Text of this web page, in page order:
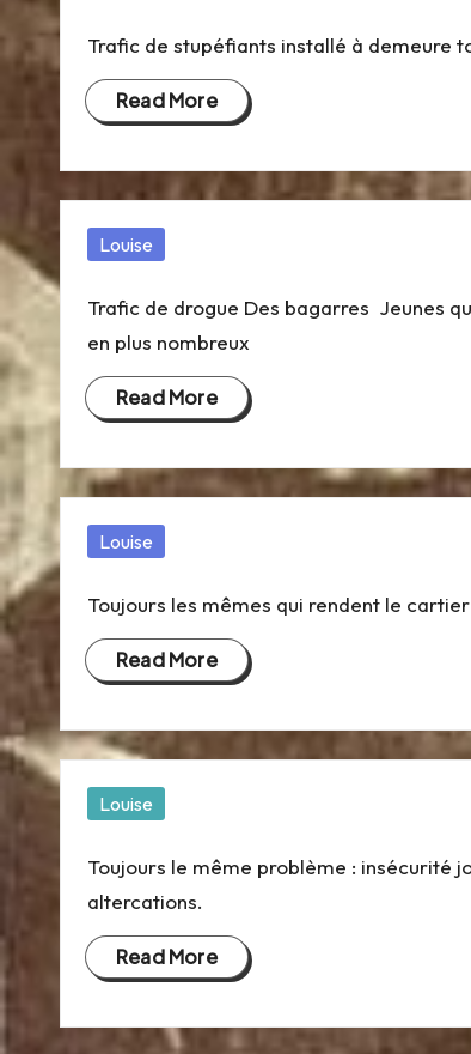
d
e
V
a
n
v
e
s
Trafic de stupéfiants installé à demeure
Read More
Posted
Louise
Trafic de drogue Des bagarres Jeunes
en plus nombreux
Read More
Posted
Louise
Toujours les mêmes qui rendent le
Read More
Posted
Louise
Toujours le même problème : insécurité
altercations.
Read More